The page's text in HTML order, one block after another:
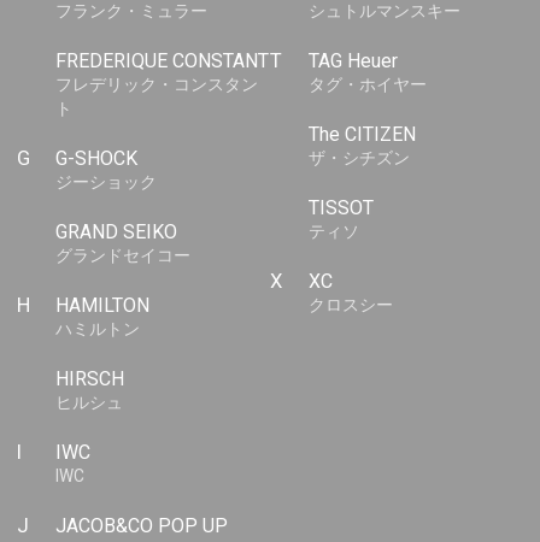
フランク・ミュラー
FREDERIQUE CONSTANT
フレデリック・コンスタン
ト
G G-SHOCK
ジーショック
GRAND SEIKO
グランドセイコー
H HAMILTON
ハミルトン
HIRSCH
ヒルシュ
I IWC
IWC
J
JACOB&CO POP UP
シュトルマンスキー
T TAG Heuer
タグ・ホイヤー
The CITIZEN
ザ・シチズン
TISSOT
ティソ
X XC
クロスシー